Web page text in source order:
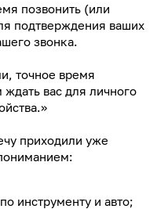
позвонить (или
подтверждения ваших
звонка.
точное время
вас для личного
приходили уже
инструменту и авто;